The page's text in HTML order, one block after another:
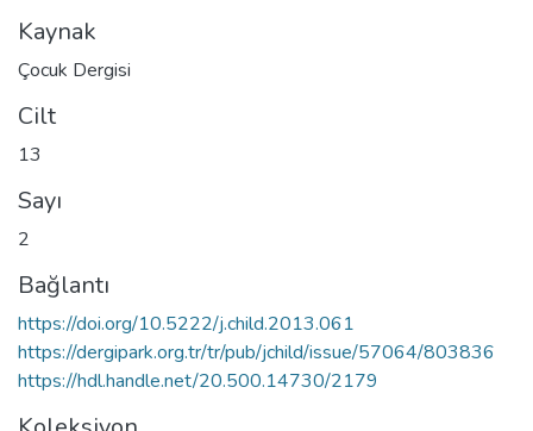
Kaynak
Çocuk Dergisi
Cilt
13
Sayı
2
Bağlantı
https://doi.org/10.5222/j.child.2013.061
https://dergipark.org.tr/tr/pub/jchild/issue/57064/803836
https://hdl.handle.net/20.500.14730/2179